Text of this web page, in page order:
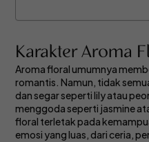
Karakter Aroma
Aroma floral umumnya
romantis. Namun, tidak
dan segar seperti lily atau
menggoda seperti jasmine
floral terletak pada
emosi yang luas, dari ceria,